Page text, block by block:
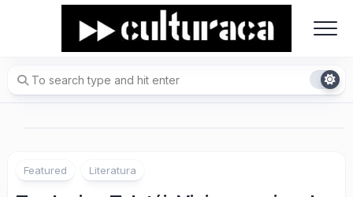
Featured Literatura